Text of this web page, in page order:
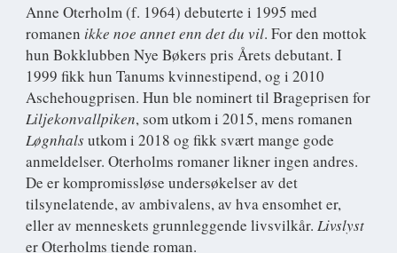
Anne Oterholm(f. 1964) debuterte i 1995 med
romanen ikke noe annet enn det du vil. For den mottok
hun Bokklubben Nye Bøkers pris Årets debutant. I
1999 fikk hun Tanums kvinnestipend, og i 2010
Aschehougprisen. Hun ble nominert til Brageprisen for
Liljekonvallpiken, som utkom i 2015, mens romanen
Løgnhalsutkom i 2018 og fikk svært mange gode
anmeldelser. Oterholms romaner likner ingen andres.
De er kompromissløse undersøkelser av det
tilsynelatende, av ambivalens, av hva ensomhet er,
eller av menneskets grunnleggende livsvilkår. Livslyst
er Oterholms tiende roman.